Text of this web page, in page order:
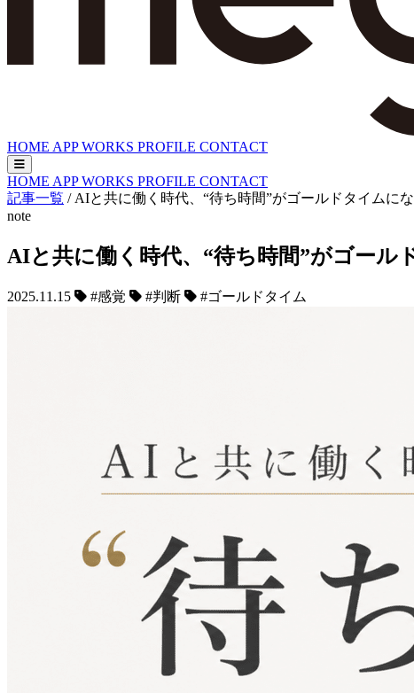
HOME APPWORKS PROFILE CONTACT
HOME APPWORKS PROFILE CONTACT
記事一覧 / AIと共に働く時代、“待ち時間”がゴールドタイムに
note
AIと共に働く時代、“待ち時間”がゴール
2025.11.15 #感覚 #判断 #ゴールドタイム